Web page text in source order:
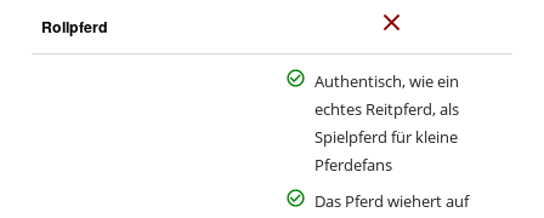
Rollpferd
e
n
Authentisch, wie ein
echtes Reitpferd, als
Spielpferd für kleine
Pferdefans
Das Pferd wiehert auf